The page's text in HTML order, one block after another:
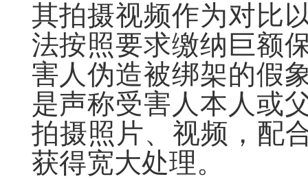
其拍摄视频作为对比
法按照要求缴纳巨额
害人伪造被绑架的假
是声称受害人本人或
拍摄照片、视频，配
获得宽大处理。